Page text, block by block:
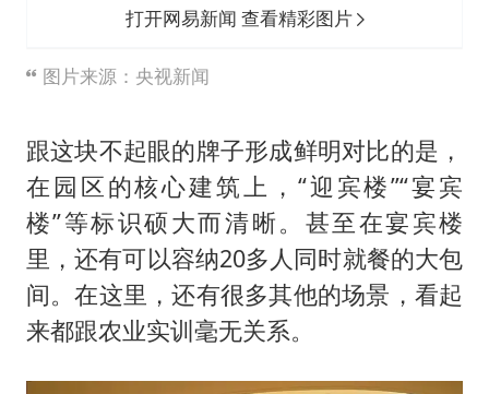
打开网易新闻 查看精彩图片
图片来源：央视新闻
跟这块不起眼的牌子形成鲜明对比的是，
在园区的核心建筑上，“迎宾楼”“宴宾
楼”等标识硕大而清晰。甚至在宴宾楼
里，还有可以容纳20多人同时就餐的大包
间。在这里，还有很多其他的场景，看起
来都跟农业实训毫无关系。